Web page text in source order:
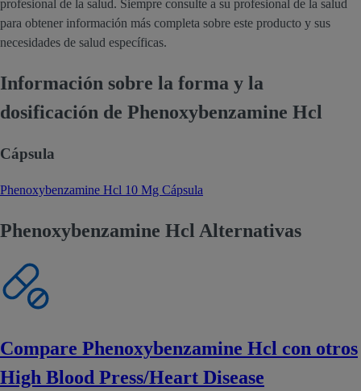
profesional de la salud. Siempre consulte a su profesional de la salud
para obtener información más completa sobre este producto y sus
necesidades de salud específicas.
Información sobre la forma y la
dosificación de Phenoxybenzamine Hcl
Cápsula
Phenoxybenzamine Hcl 10 Mg Cápsula
Phenoxybenzamine Hcl Alternativas
Compare Phenoxybenzamine Hcl con otros
High Blood Press/Heart Disease